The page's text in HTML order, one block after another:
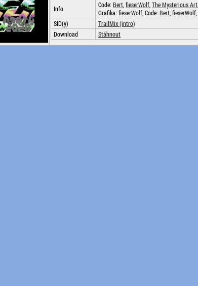
Info
Code: Bert fieserWolf The Mysterious Art
Grafika: fieserWolf , Code: Bert fieserWolf
SID(y)
TrailMix (intro)
Download
Stáhnout